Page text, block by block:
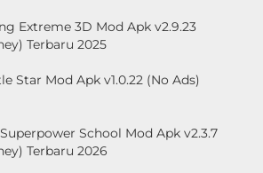
Extreme 3D Mod Apk v2.9.23
Terbaru 2025
Star Mod Apk v1.0.22 (No Ads)
School Mod Apk v2.3.7
Terbaru 2026